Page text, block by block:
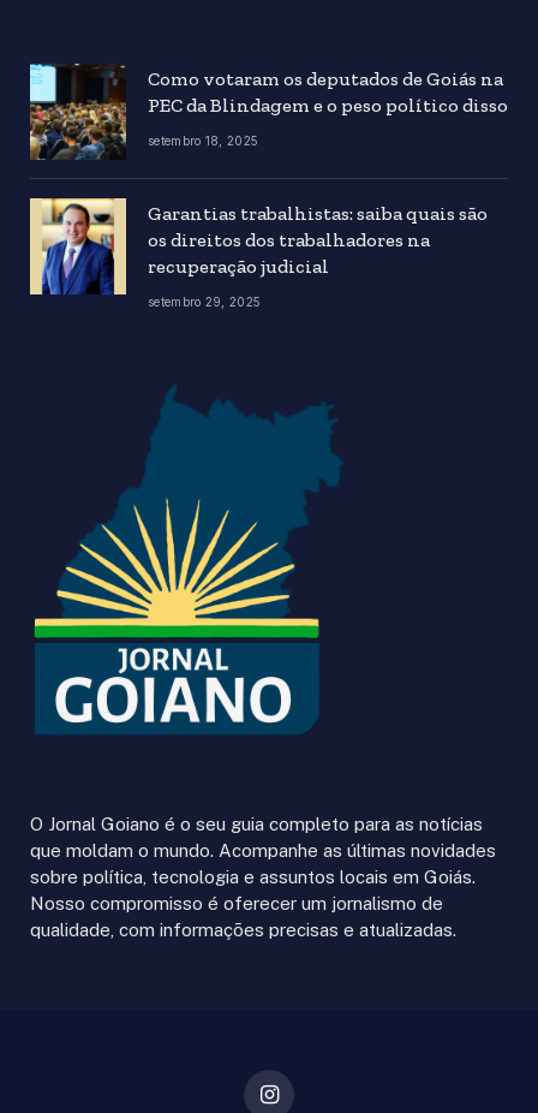
Como votaram os deputados de Goiás na
PEC da Blindagem e o peso político disso
setembro 18, 2025
Garantias trabalhistas: saiba quais são
os direitos dos trabalhadores na
recuperação judicial
setembro 29, 2025
O Jornal Goiano é o seu guia completo para as notícias
que moldam o mundo. Acompanhe as últimas novidades
sobre política, tecnologia e assuntos locais em Goiás.
Nosso compromisso é oferecer um jornalismo de
qualidade, com informações precisas e atualizadas.
Instagram